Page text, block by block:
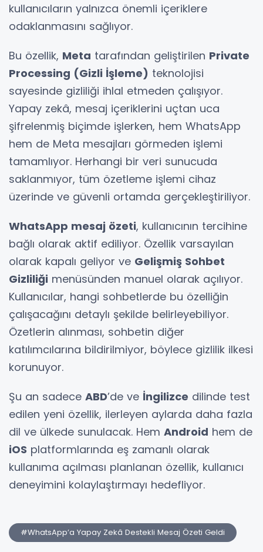
kullanıcıların yalnızca önemli içeriklere
odaklanmasını sağlıyor.
Bu özellik, Meta tarafından geliştirilen Private
Processing (Gizli İşleme) teknolojisi
sayesinde gizliliği ihlal etmeden çalışıyor.
Yapay zekâ, mesaj içeriklerini uçtan uca
şifrelenmiş biçimde işlerken, hem WhatsApp
hem de Meta mesajları görmeden işlemi
tamamlıyor. Herhangi bir veri sunucuda
saklanmıyor, tüm özetleme işlemi cihaz
üzerinde ve güvenli ortamda gerçekleştiriliyor.
WhatsApp mesaj özeti, kullanıcının tercihine
bağlı olarak aktif ediliyor. Özellik varsayılan
olarak kapalı geliyor ve Gelişmiş Sohbet
Gizliliği menüsünden manuel olarak açılıyor.
Kullanıcılar, hangi sohbetlerde bu özelliğin
çalışacağını detaylı şekilde belirleyebiliyor.
Özetlerin alınması, sohbetin diğer
katılımcılarına bildirilmiyor, böylece gizlilik ilkesi
korunuyor.
Şu an sadece ABD’de ve İngilizce dilinde test
edilen yeni özellik, ilerleyen aylarda daha fazla
dil ve ülkede sunulacak. Hem Android hem de
iOS platformlarında eş zamanlı olarak
kullanıma açılması planlanan özellik, kullanıcı
deneyimini kolaylaştırmayı hedefliyor.
#WhatsApp’a Yapay Zekâ Destekli Mesaj Özeti Geldi